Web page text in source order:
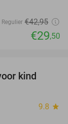
Regulier €42,95
€29,50
kind
9.8 star